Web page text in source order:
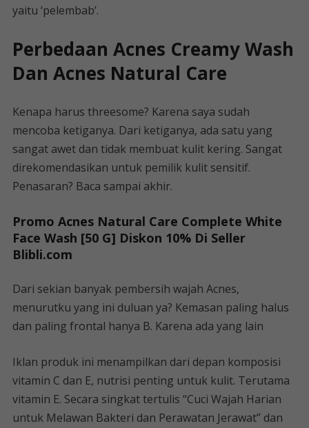
yaitu ‘pelembab’.
Perbedaan Acnes Creamy Wash
Dan Acnes Natural Care
Kenapa harus threesome? Karena saya sudah
mencoba ketiganya. Dari ketiganya, ada satu yang
sangat awet dan tidak membuat kulit kering. Sangat
direkomendasikan untuk pemilik kulit sensitif.
Penasaran? Baca sampai akhir.
Promo Acnes Natural Care Complete White
Face Wash [50 G] Diskon 10% Di Seller
Blibli.com
Dari sekian banyak pembersih wajah Acnes,
menurutku yang ini duluan ya? Kemasan paling halus
dan paling frontal hanya B. Karena ada yang lain
Iklan produk ini menampilkan dari depan komposisi
vitamin C dan E, nutrisi penting untuk kulit. Terutama
vitamin E. Secara singkat tertulis “Cuci Wajah Harian
untuk Melawan Bakteri dan Perawatan Jerawat” dan